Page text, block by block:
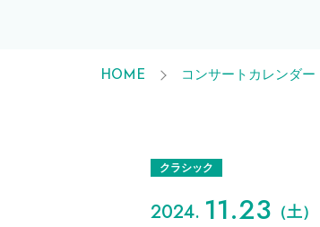
HOME コンサートカレンダー
クラシック
2024. 11.23 （土）